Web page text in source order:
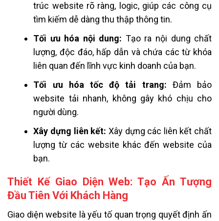
trúc website rõ ràng, logic, giúp các công cụ
tìm kiếm dễ dàng thu thập thông tin.
Tối ưu hóa nội dung: Tạo ra nội dung chất
lượng, độc đáo, hấp dẫn và chứa các từ khóa
liên quan đến lĩnh vực kinh doanh của bạn.
Tối ưu hóa tốc độ tải trang: Đảm bảo
website tải nhanh, không gây khó chịu cho
người dùng.
Xây dựng liên kết: Xây dựng các liên kết chất
lượng từ các website khác đến website của
bạn.
Thiết Kế Giao Diện Web: Tạo Ấn Tượng
Đầu Tiên Với Khách Hàng
Giao diện website là yếu tố quan trọng quyết định ấn